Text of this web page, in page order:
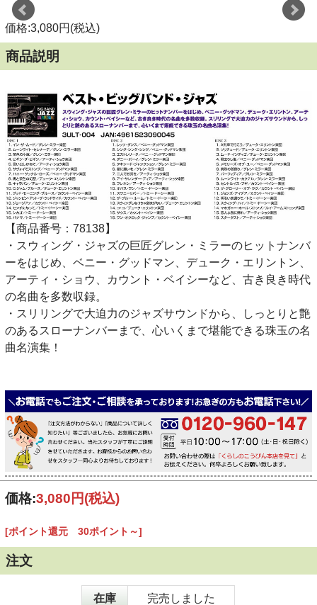
価格:3,080円(税込)
商品説明
【商品番号：78138】
・スウィング・ジャズの巨匠グレン・ミラーのヒットナンバ
ーをはじめ、ベニー・グッドマン、デューク・エリントン、
アーティ・ショウ、カウント・ベイシーなど、古き良き時代
の名曲を多数収録。
・スリリングで大迫力のジャズサウンドから、しっとりと艶
のあるスローナンバーまで、心いくまで堪能できる珠玉の名
曲名演集！
価格:3,080円(税込)
[ポイント還元 30ポイント～]
注文
在庫 完売しました